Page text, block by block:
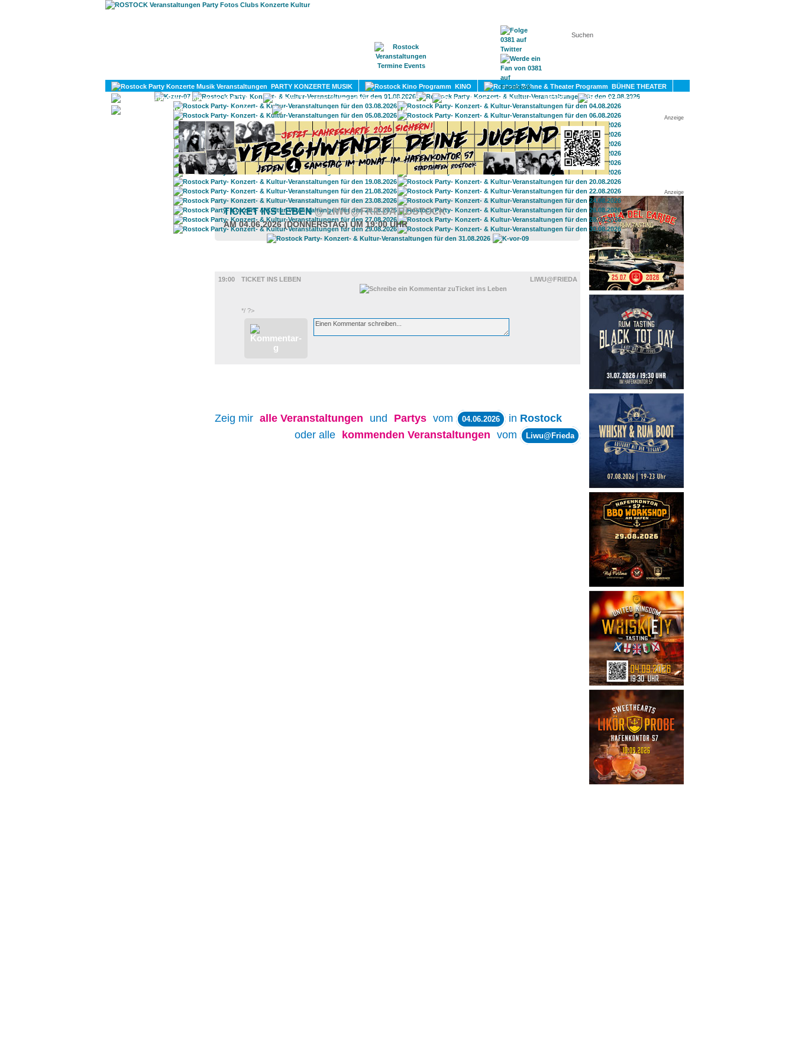
KONTAKT
PARTY KONZERTE MUSIK KINO
BÜHNE THEATER
KULTUR
LITERATUR SPORT
DIVERSES
UMLAND
Anzeige
Anzeige
TICKET INS LEBEN@ LIWU@FRIEDA ROSTOCK
AM 04.06.2026 (DONNERSTAG) UM 19:00 UHR
19:00
TICKET INS LEBEN LIWU@FRIEDA
*/ ?>
Zeig mir alle Veranstaltungen und Partys vom 04.06.2026 in Rostock
oder alle
kommenden Veranstaltungen vom Liwu@Frieda